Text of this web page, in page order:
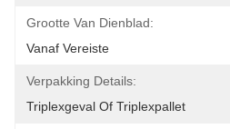
Grootte Van Dienblad:
Vanaf Vereiste
Verpakking Details:
Triplexgeval Of Triplexpallet